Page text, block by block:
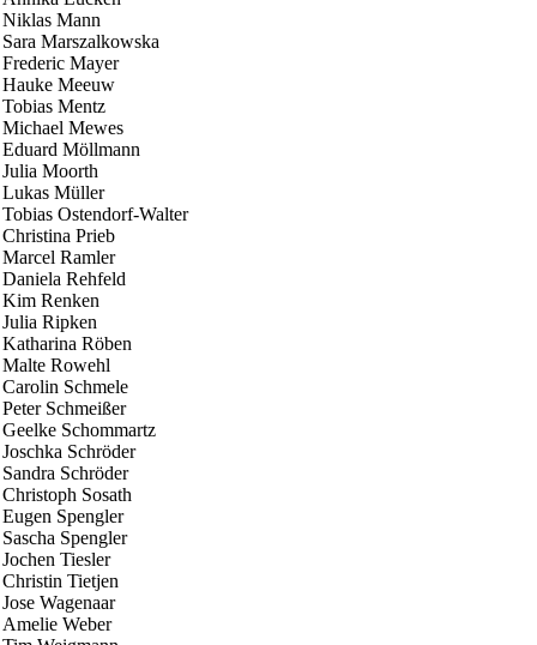
Niklas Mann
Sara Marszalkowska
Frederic Mayer
Hauke Meeuw
Tobias Mentz
Michael Mewes
Eduard Möllmann
Julia Moorth
Lukas Müller
Tobias Ostendorf-Walter
Christina Prieb
Marcel Ramler
Daniela Rehfeld
Kim Renken
Julia Ripken
Katharina Röben
Malte Rowehl
Carolin Schmele
Peter Schmeißer
Geelke Schommartz
Joschka Schröder
Sandra Schröder
Christoph Sosath
Eugen Spengler
Sascha Spengler
Jochen Tiesler
Christin Tietjen
Jose Wagenaar
Amelie Weber